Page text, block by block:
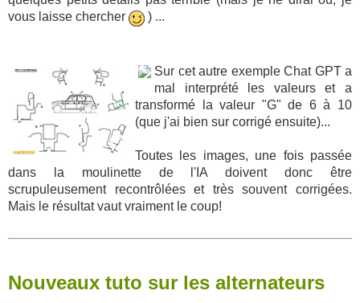
vous laisse chercher
) ...
Sur cet autre exemple Chat GPT a
mal interprété les valeurs et a
transformé la valeur "G" de 6 à 10
(que j'ai bien sur corrigé ensuite)...
Toutes les images, une fois passée
dans la moulinette de l'IA doivent donc être
scrupuleusement recontrôlées et très souvent corrigées.
Mais le résultat vaut vraiment le coup!
Nouveaux tuto sur les alternateurs